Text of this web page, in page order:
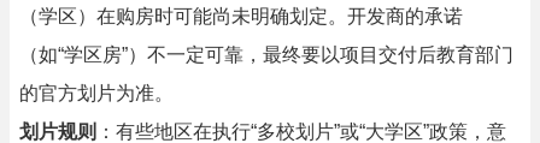
（学区）在购房时可能尚未明确划定。开发商的承诺
（如“学区房”）不一定可靠，最终要以项目交付后教育部门
的官方划片为准。
划片规则 ：有些地区在执行“多校划片”或“大学区”政策，意